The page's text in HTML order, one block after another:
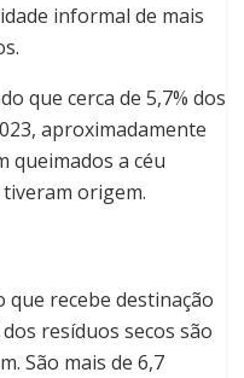
informal de mais
que cerca de 5,7% dos
aproximadamente
queimados a céu
origem.
recebe destinação
resíduos secos são
São mais de 6,7